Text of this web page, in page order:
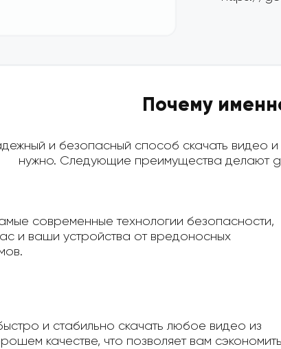
Почему
и безопасный способ скачать видео
нужно. Следующие преимущества делают
современные технологии безопасности,
и ваши устройства от вредоносных
и стабильно скачать любое видео из
качестве, что позволяет вам сэкономить